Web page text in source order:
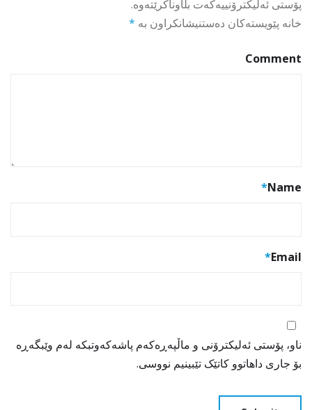
پۆستی ئەلیکترۆنییەکەت بڵاوناکرێتەوە.
خانە پێویستەکان دەستنیشانکراون بە *
Comment
Name
*
Email
*
ناو، پۆستی ئەلیکترۆنی و ماڵپەڕەکەم پاشەکەوتبکە لەم وێبگەڕە
بۆ جاری داهاتوو کاتێک تێبینیم نووسی.